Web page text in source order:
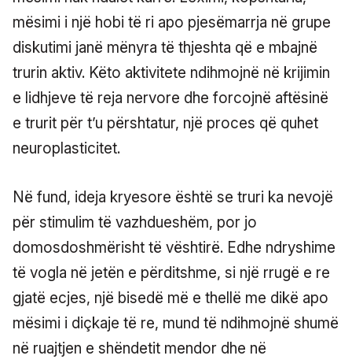
mësimi i një hobi të ri apo pjesëmarrja në grupe
diskutimi janë mënyra të thjeshta që e mbajnë
trurin aktiv. Këto aktivitete ndihmojnë në krijimin
e lidhjeve të reja nervore dhe forcojnë aftësinë
e trurit për t’u përshtatur, një proces që quhet
neuroplasticitet.
Në fund, ideja kryesore është se truri ka nevojë
për stimulim të vazhdueshëm, por jo
domosdoshmërisht të vështirë. Edhe ndryshime
të vogla në jetën e përditshme, si një rrugë e re
gjatë ecjes, një bisedë më e thellë me dikë apo
mësimi i diçkaje të re, mund të ndihmojnë shumë
në ruajtjen e shëndetit mendor dhe në